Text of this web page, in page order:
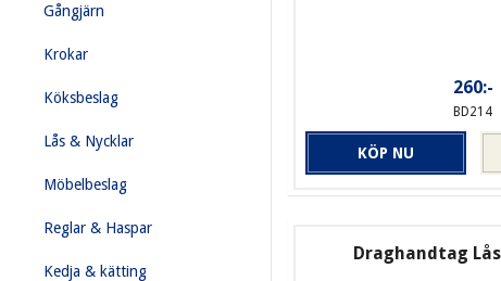
Gångjärn
Krokar
Köksbeslag
Lås & Nycklar
Möbelbeslag
Reglar & Haspar
Kedja & kätting
260:-
BD214
KÖP NU
Draghandtag Lås